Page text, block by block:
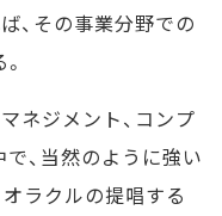
、その事業分野での
ネジメント、コンプ
、当然のように強い
ラクルの提唱する